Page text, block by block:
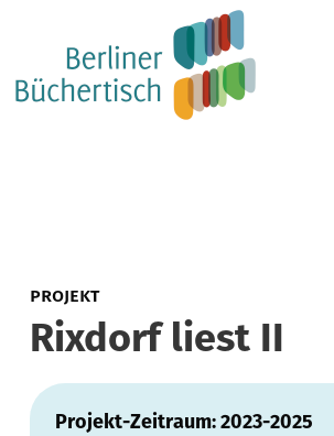
PROJEKT
Rixdorf liest II
Projekt-Zeitraum: 2023-2025